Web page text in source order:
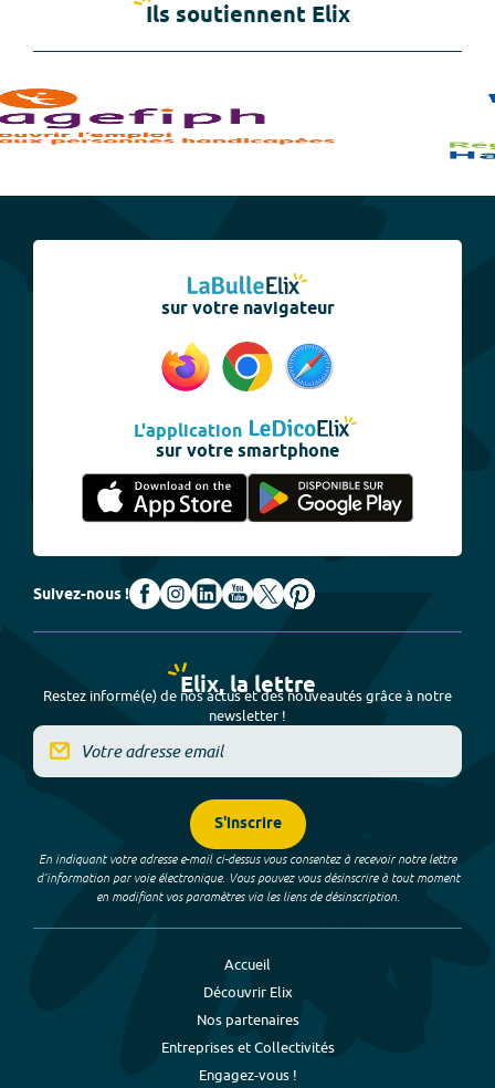
Ils soutiennent Elix
sur votre navigateur
L'application
sur votre smartphone
Suivez-nous !
Elix, la lettre
Restez informé(e) de nos actus et des nouveautés grâce à notre
newsletter !
S'inscrire
En indiquant votre adresse e-mail ci-dessus vous consentez à recevoir notre lettre
d’information par voie électronique. Vous pouvez vous désinscrire à tout moment
en modifiant vos paramètres via les liens de désinscription.
Accueil
Découvrir Elix
Nos partenaires
Entreprises et Collectivités
Engagez-vous !